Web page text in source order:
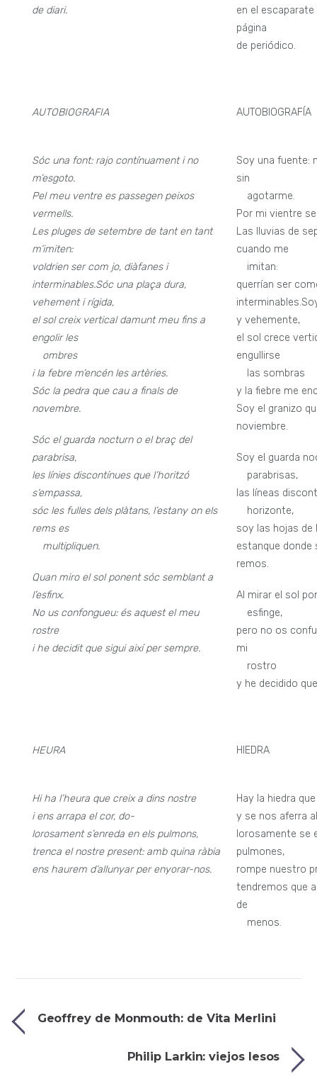
de diari.
en el
página
de periódico.
AUTOBIOGRAFIA
Sóc una font: rajo contínuament i no
m’esgoto.
Pel meu ventre es passegen peixos
vermells.
Les pluges de setembre de tant en tant
m’imiten:
voldrien ser com jo, diàfanes i
interminables.Sóc una plaça dura,
vehement i rígida,
el sol creix vertical damunt meu fins a
engolir les
ombres
i la febre m’encén les artèries.
Sóc la pedra que cau a finals de
novembre.
Sóc el guarda nocturn o el braç del
parabrisa,
les línies discontínues que l’horitzó
s’empassa,
sóc les fulles dels plàtans, l’estany on els
rems es
multipliquen.
Quan miro el sol ponent sóc semblant a
l’esfinx.
No us confongueu: és aquest el meu
rostre
i he decidit que sigui així per sempre.
AUTOBIOGRAFÍA
Soy una fuente:
sin
agotarme.
Por mi vientre
Las lluvias de
cuando me
imitan:
querrían ser
y vehemente,
el sol crece
engullirse
las sombras
y la fiebre me
Soy el granizo
noviembre.
Soy el guarda
parabrisas,
las líneas
horizonte,
soy las hojas de
estanque donde
remos.
Al mirar el sol
esfinge,
pero no os
mi
rostro
y he decidido
HEURA
Hi ha l’heura que creix a dins nostre
i ens arrapa el cor, do-
lorosament s’enreda en els pulmons,
trenca el nostre present: amb quina ràbia
ens haurem d’allunyar per enyorar-nos.
HIEDRA
Hay la hiedra
y se nos aferra
lorosamente se
pulmones,
rompe nuestro
tendremos que
de
menos.
Geoffrey de Monmouth: de Vita Merlini
Philip Larkin: viejos lesos